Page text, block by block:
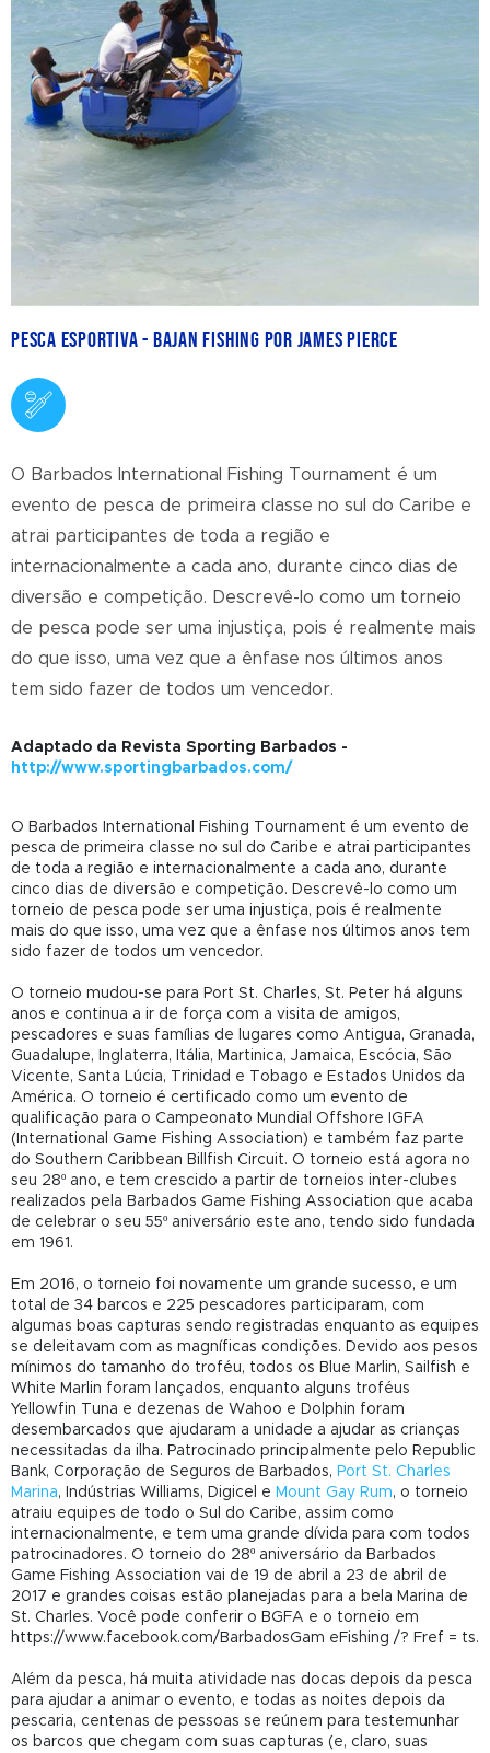
Pesca Esportiva - Bajan Fishing por James Pierce
O Barbados International Fishing Tournament é um
evento de pesca de primeira classe no sul do Caribe e
atrai participantes de toda a região e
internacionalmente a cada ano, durante cinco dias de
diversão e competição. Descrevê-lo como um torneio
de pesca pode ser uma injustiça, pois é realmente mais
do que isso, uma vez que a ênfase nos últimos anos
tem sido fazer de todos um vencedor.
Adaptado da Revista Sporting Barbados -
http://www.sportingbarbados.com/
O Barbados International Fishing Tournament é um evento de
pesca de primeira classe no sul do Caribe e atrai participantes
de toda a região e internacionalmente a cada ano, durante
cinco dias de diversão e competição. Descrevê-lo como um
torneio de pesca pode ser uma injustiça, pois é realmente
mais do que isso, uma vez que a ênfase nos últimos anos tem
sido fazer de todos um vencedor.
O torneio mudou-se para Port St. Charles, St. Peter há alguns
anos e continua a ir de força com a visita de amigos,
pescadores e suas famílias de lugares como Antigua, Granada,
Guadalupe, Inglaterra, Itália, Martinica, Jamaica, Escócia, São
Vicente, Santa Lúcia, Trinidad e Tobago e Estados Unidos da
América. O torneio é certificado como um evento de
qualificação para o Campeonato Mundial Offshore IGFA
(International Game Fishing Association) e também faz parte
do Southern Caribbean Billfish Circuit. O torneio está agora no
seu 28º ano, e tem crescido a partir de torneios inter-clubes
realizados pela Barbados Game Fishing Association que acaba
de celebrar o seu 55º aniversário este ano, tendo sido fundada
em 1961.
Em 2016, o torneio foi novamente um grande sucesso, e um
total de 34 barcos e 225 pescadores participaram, com
algumas boas capturas sendo registradas enquanto as equipes
se deleitavam com as magníficas condições. Devido aos pesos
mínimos do tamanho do troféu, todos os Blue Marlin, Sailfish e
White Marlin foram lançados, enquanto alguns troféus
Yellowfin Tuna e dezenas de Wahoo e Dolphin foram
desembarcados que ajudaram a unidade a ajudar as crianças
necessitadas da ilha. Patrocinado principalmente pelo Republic
Bank, Corporação de Seguros de Barbados, Port St. Charles
Marina, Indústrias Williams, Digicel e Mount Gay Rum, o torneio
atraiu equipes de todo o Sul do Caribe, assim como
internacionalmente, e tem uma grande dívida para com todos
patrocinadores. O torneio do 28º aniversário da Barbados
Game Fishing Association vai de 19 de abril a 23 de abril de
2017 e grandes coisas estão planejadas para a bela Marina de
St. Charles. Você pode conferir o BGFA e o torneio em
https://www.facebook.com/BarbadosGam eFishing /? Fref = ts.
Além da pesca, há muita atividade nas docas depois da pesca
para ajudar a animar o evento, e todas as noites depois da
pescaria, centenas de pessoas se reúnem para testemunhar
os barcos que chegam com suas capturas (e, claro, suas